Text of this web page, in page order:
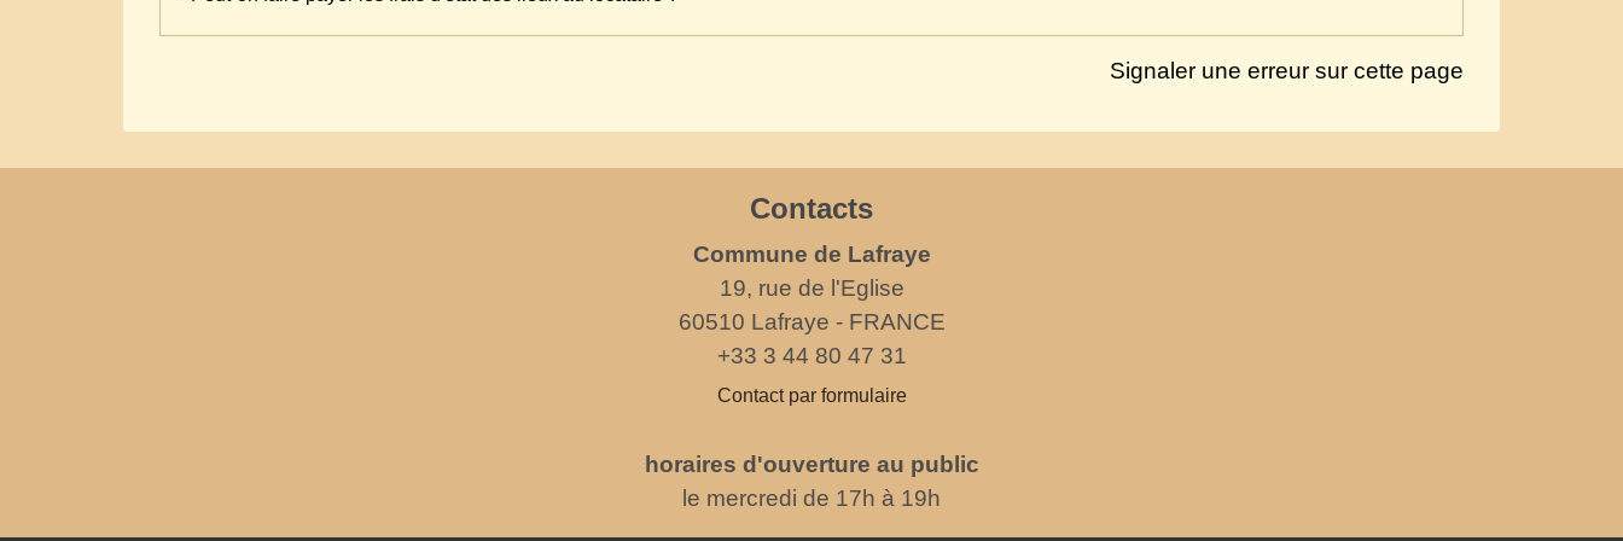
Signaler une erreur sur cette page
Contacts
Commune de Lafraye
19, rue de l'Eglise
60510 Lafraye - FRANCE
+33 3 44 80 47 31
Contact par formulaire
horaires d'ouverture au public
le mercredi de 17h à 19h